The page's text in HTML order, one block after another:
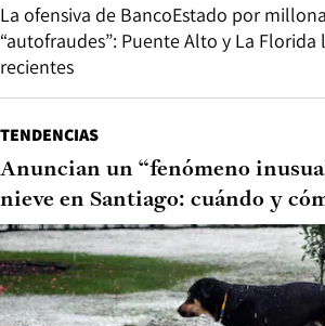
La ofensiva de BancoEstado por
“autofraudes”: Puente Alto y La Florida
recientes
TENDENCIAS
Anuncian un “fenómeno
nieve en Santiago: cuándo y